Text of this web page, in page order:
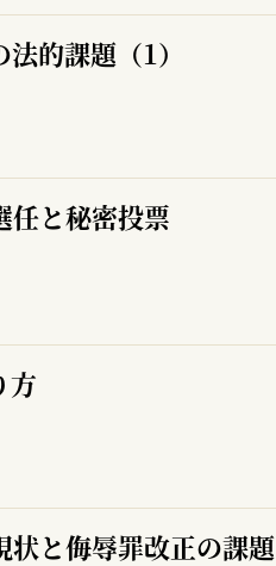
的課題（1）
任と秘密投票
方
状と侮辱罪改正の課題